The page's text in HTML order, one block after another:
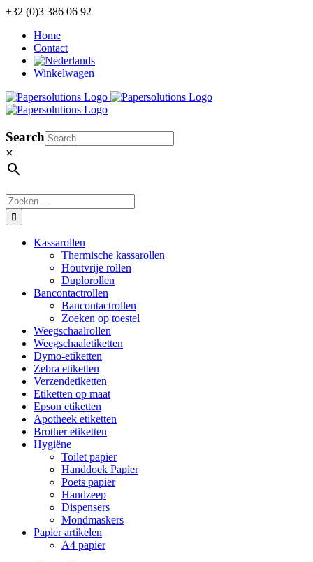
Ga
inhoud
+32 (0)3 386 06 92
Home
Contact
Winkelwagen
Search
×
Zoeken
naar:
Kassarollen
Thermische kassarollen
Houtvrije rollen
Duplorollen
Bancontactrollen
Bancontactrollen
Zoeken op toestel
Weegschaalrollen
Weegschaaletiketten
Dymo-etiketten
Zebra etiketten
Verzendetiketten
Etiketten op maat
Epson etiketten
Apotheek etiketten
Brother etiketten
Hygiëne
Toilet papier
Handdoek Papier
Poets papier
Handzeep
Dispensers
Mondmaskers
Papier artikelen
A4 papier